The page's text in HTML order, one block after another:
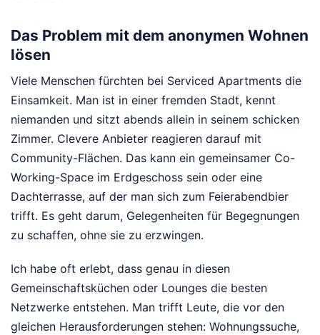
Das Problem mit dem anonymen Wohnen
lösen
Viele Menschen fürchten bei Serviced Apartments die
Einsamkeit. Man ist in einer fremden Stadt, kennt
niemanden und sitzt abends allein in seinem schicken
Zimmer. Clevere Anbieter reagieren darauf mit
Community-Flächen. Das kann ein gemeinsamer Co-
Working-Space im Erdgeschoss sein oder eine
Dachterrasse, auf der man sich zum Feierabendbier
trifft. Es geht darum, Gelegenheiten für Begegnungen
zu schaffen, ohne sie zu erzwingen.
Ich habe oft erlebt, dass genau in diesen
Gemeinschaftsküchen oder Lounges die besten
Netzwerke entstehen. Man trifft Leute, die vor den
gleichen Herausforderungen stehen: Wohnungssuche,